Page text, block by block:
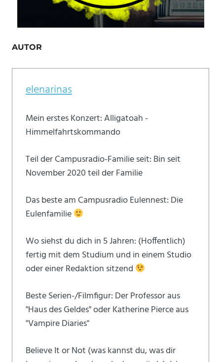
AUTOR
elenarinas
Mein erstes Konzert: Alligatoah -
Himmelfahrtskommando
Teil der Campusradio-Familie seit: Bin seit
November 2020 teil der Familie
Das beste am Campusradio Eulennest: Die
Eulenfamilie
Wo siehst du dich in 5 Jahren: (Hoffentlich)
fertig mit dem Studium und in einem Studio
oder einer Redaktion sitzend
Beste Serien-/Filmfigur: Der Professor aus
"Haus des Geldes" oder Katherine Pierce aus
"Vampire Diaries"
Believe It or Not (was kannst du, was dir